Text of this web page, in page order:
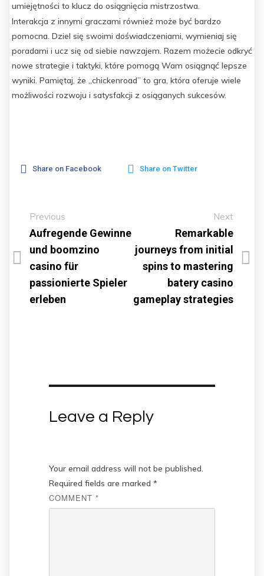
umiejętności to klucz do osiągnięcia mistrzostwa.
Interakcja z innymi graczami również może być bardzo
pomocna. Dziel się swoimi doświadczeniami, wymieniaj się
poradami i ucz się od siebie nawzajem. Razem możecie odkryć
nowe strategie i taktyki, które pomogą Wam osiągnąć lepsze
wyniki. Pamiętaj, że „chickenroad” to gra, która oferuje wiele
możliwości rozwoju i satysfakcji z osiąganych sukcesów.
Share on Facebook Share on Twitter
Previous
Aufregende Gewinne
und boomzino
casino für
passionierte Spieler
erleben
Next
Remarkable
journeys from initial
spins to mastering
batery casino
gameplay strategies
Leave a Reply
Your email address will not be published.
Required fields are marked *
COMMENT *